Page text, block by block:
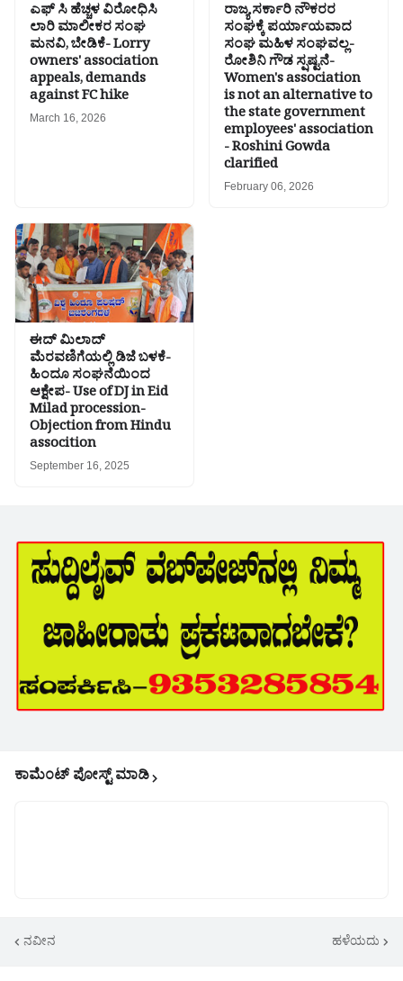
ಎಫ್ ಸಿ ಹೆಚ್ಚಳ ವಿರೋಧಿಸಿ
ಲಾರಿ ಮಾಲೀಕರ ಸಂಘ
ಮನವಿ, ಬೇಡಿಕೆ- Lorry
owners' association
appeals, demands
against FC hike
March 16, 2026
ರಾಜ್ಯ ಸರ್ಕಾರಿ ನೌಕರರ
ಸಂಘಕ್ಕೆ ಪರ್ಯಾಯವಾದ
ಸಂಘ ಮಹಿಳ ಸಂಘವಲ್ಲ-
ರೋಶಿನಿ ಗೌಡ ಸ್ಷಷ್ಟನೆ-
Women's association
is not an alternative to
the state government
employees' association
- Roshini Gowda
clarified
February 06, 2026
ಈದ್ ಮಿಲಾದ್
ಮೆರವಣಿಗೆಯಲ್ಲಿ ಡಿಜೆ ಬಳಕೆ-
ಹಿಂದೂ ಸಂಘನೆಯಿಂದ
ಆಕ್ಷೇಪ- Use of DJ in Eid
Milad procession-
Objection from Hindu
assocition
September 16, 2025
ಕಾಮೆಂಟ್‌‌ ಪೋಸ್ಟ್‌ ಮಾಡಿ
ನವೀನ ಹಳೆಯದು